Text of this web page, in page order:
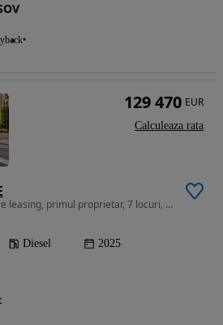
2989 cm3 • 367 CP • Cedare leasing, primul proprietar, 7 locuri, AMG Premium Plus
Diesel 2025
129 470 EUR
Calculeaza rata